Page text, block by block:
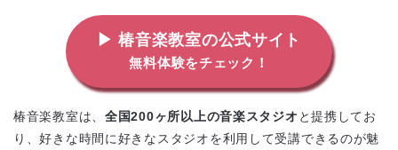
▶ 椿音楽教室の公式サイト
無料体験をチェック！
椿音楽教室は、全国200ヶ所以上の音楽スタジオ と提携してお
り、好きな時間に好きなスタジオを利用して受講できるのが魅